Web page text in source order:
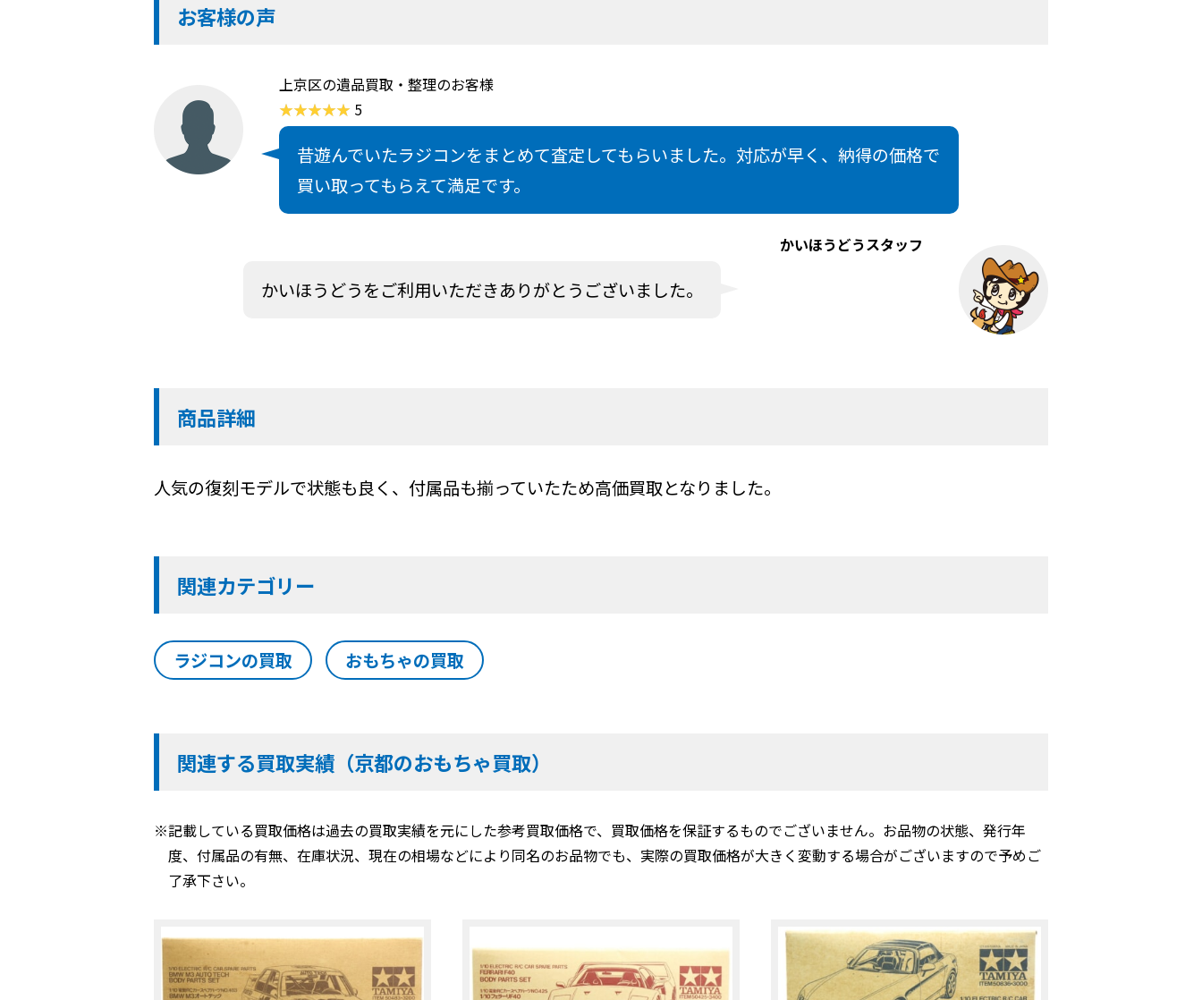
お客様の声
上京区の遺品買取・整理のお客様
5
昔遊んでいたラジコンをまとめて査定してもらいました。対応が早く、納得の価格で
買い取ってもらえて満足です。
かいほうどうスタッフ
かいほうどうをご利用いただきありがとうございました。
商品詳細
人気の復刻モデルで状態も良く、付属品も揃っていたため高価買取となりました。
関連カテゴリー
ラジコンの買取 おもちゃの買取
関連する買取実績（京都のおもちゃ買取）
※記載している買取価格は過去の買取実績を元にした参考買取価格で、買取価格を保証するものでございません。お品物の状態、発行年
度、付属品の有無、在庫状況、現在の相場などにより同名のお品物でも、実際の買取価格が大きく変動する場合がございますので予めご
了承下さい。